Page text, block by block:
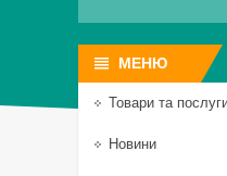
Товари та
Новини